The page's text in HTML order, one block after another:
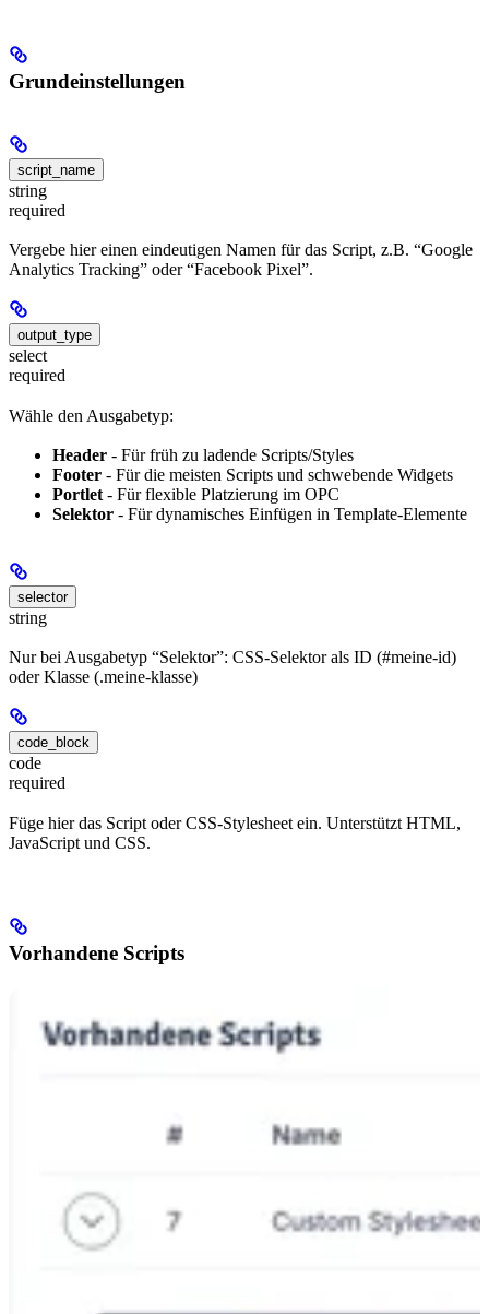
Grundeinstellungen
script_name
string
required
Vergebe hier einen eindeutigen Namen für das Script, z.B. “Google
Analytics Tracking” oder “Facebook Pixel”.
output_type
select
required
Wähle den Ausgabetyp:
Header - Für früh zu ladende Scripts/Styles
Footer - Für die meisten Scripts und schwebende Widgets
Portlet - Für flexible Platzierung im OPC
Selektor - Für dynamisches Einfügen in Template-Elemente
selector
string
Nur bei Ausgabetyp “Selektor”: CSS-Selektor als ID (#meine-id)
oder Klasse (.meine-klasse)
code_block
code
required
Füge hier das Script oder CSS-Stylesheet ein. Unterstützt HTML,
JavaScript und CSS.
Vorhandene Scripts